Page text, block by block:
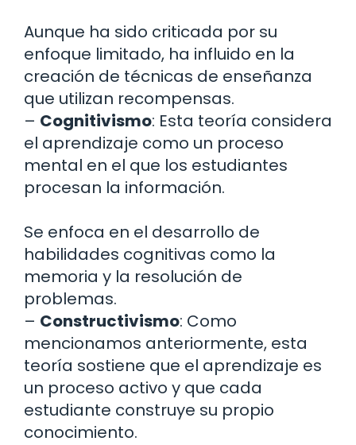
Aunque ha sido criticada por su
enfoque limitado, ha influido en la
creación de técnicas de enseñanza
que utilizan recompensas.
– Cognitivismo: Esta teoría considera
el aprendizaje como un proceso
mental en el que los estudiantes
procesan la información.
Se enfoca en el desarrollo de
habilidades cognitivas como la
memoria y la resolución de
problemas.
– Constructivismo: Como
mencionamos anteriormente, esta
teoría sostiene que el aprendizaje es
un proceso activo y que cada
estudiante construye su propio
conocimiento.